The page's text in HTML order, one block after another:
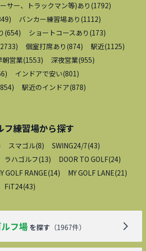
サー、トラックマン等)あり (1792)
) バンカー練習場あり (1112)
(654) ショートコースあり (173)
2733) 個室打席あり (874) 駅近(1125)
朝営業(1553) 深夜営業(955)
) インドアで安い(801)
854) 駅近のインドア(878)
フ練習場から探す
スマゴル(8) SWING24/7(43)
ラハゴルフ(13) DOOR TO GOLF(24)
GOLF RANGE(14) MY GOLF LANE(21)
FiT24(43)
フ場 を探す （1967件）